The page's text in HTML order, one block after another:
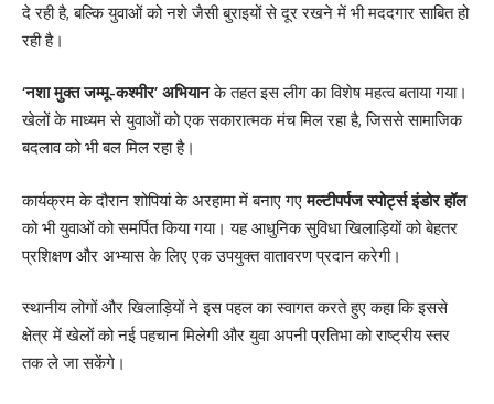
दे रही है, बल्कि युवाओं को नशे जैसी बुराइयों से दूर रखने में भी मददगार साबित हो
रही है।
‘नशा मुक्त जम्मू-कश्मीर’ अभियानके तहत इस लीग का विशेष महत्व बताया गया।
खेलों के माध्यम से युवाओं को एक सकारात्मक मंच मिल रहा है, जिससे सामाजिक
बदलाव को भी बल मिल रहा है।
कार्यक्रम के दौरान शोपियां के अरहामा में बनाए गएमल्टीपर्पज स्पोर्ट्स इंडोर हॉल
को भी युवाओं को समर्पित किया गया। यह आधुनिक सुविधा खिलाड़ियों को बेहतर
प्रशिक्षण और अभ्यास के लिए एक उपयुक्त वातावरण प्रदान करेगी।
स्थानीय लोगों और खिलाड़ियों ने इस पहल का स्वागत करते हुए कहा कि इससे
क्षेत्र में खेलों को नई पहचान मिलेगी और युवा अपनी प्रतिभा को राष्ट्रीय स्तर
तक ले जा सकेंगे।